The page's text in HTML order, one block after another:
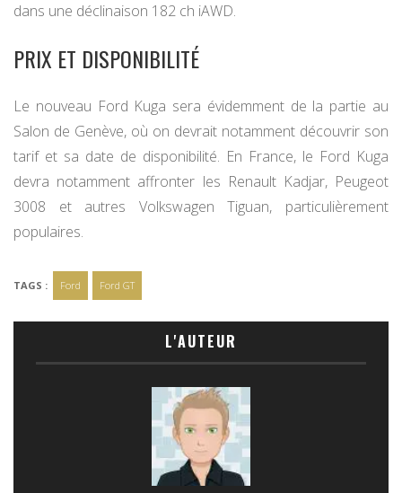
dans une déclinaison 182 ch iAWD.
PRIX ET DISPONIBILITÉ
Le nouveau Ford Kuga sera évidemment de la partie au
Salon de Genève, où on devrait notamment découvrir son
tarif et sa date de disponibilité. En France, le Ford Kuga
devra notamment affronter les Renault Kadjar, Peugeot
3008 et autres Volkswagen Tiguan, particulièrement
populaires.
TAGS : Ford Ford GT
L'AUTEUR